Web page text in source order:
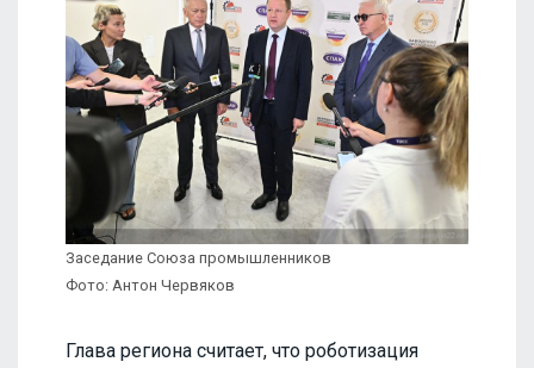
Заседание Союза промышленников
Фото: Антон Червяков
Глава региона считает, что роботизация